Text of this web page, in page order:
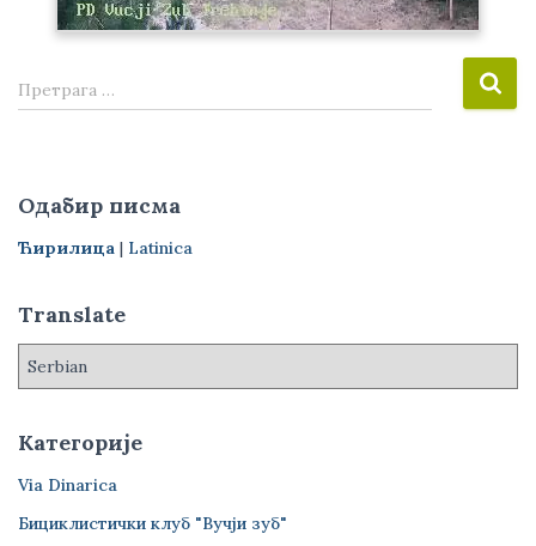
П
р
а
г
а
:
Претрага …
Одабир писма
Ћирилица | Latinica
Translate
Категорије
Via Dinarica
Бициклистички клуб "Вучји зуб"